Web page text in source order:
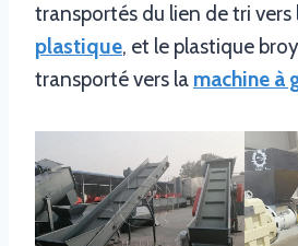
transportés du lien de tri vers
plastique, et le plastique
transporté vers la machine à